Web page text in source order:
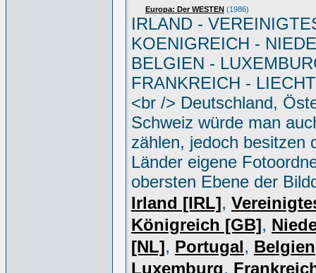
Europa: Der WESTEN (1986)
IRLAND -
KOENIGREICH -
BELGIEN -
FRANKREICH -
<br /> Deutschland,
Schweiz würde man
zählen, jedoch besitzen
Länder eigene
obersten Ebene der
Irland [IRL],
Königreich [GB],
[NL], Portugal, Belgien
Luxemburg,